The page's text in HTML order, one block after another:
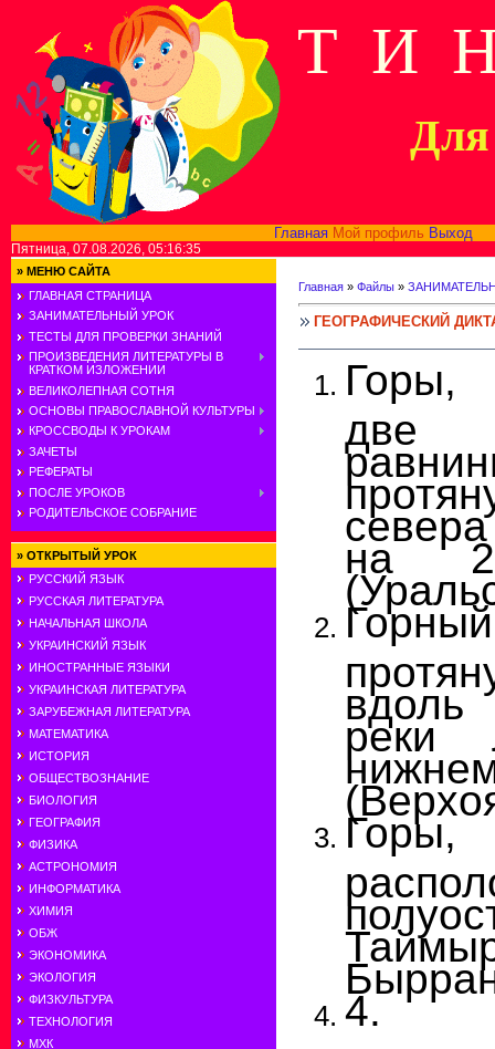
Т И
Для
Главная Мой профиль Выход
Пятница, 07.08.2026, 05:16:35
» МЕНЮ САЙТА
ГЛАВНАЯ СТРАНИЦА
ЗАНИМАТЕЛЬНЫЙ УРОК
ТЕСТЫ ДЛЯ ПРОВЕРКИ ЗНАНИЙ
ПРОИЗВЕДЕНИЯ ЛИТЕРАТУРЫ В
КРАТКОМ ИЗЛОЖЕНИИ
ВЕЛИКОЛЕПНАЯ СОТНЯ
ОСНОВЫ ПРАВОСЛАВНОЙ КУЛЬТУРЫ
КРОССВОДЫ К УРОКАМ
ЗАЧЕТЫ
РЕФЕРАТЫ
ПОСЛЕ УРОКОВ
РОДИТЕЛЬСКОЕ СОБРАНИЕ
» ОТКРЫТЫЙ УРОК
РУССКИЙ ЯЗЫК
РУССКАЯ ЛИТЕРАТУРА
НАЧАЛЬНАЯ ШКОЛА
УКРАИНСКИЙ ЯЗЫК
ИНОСТРАННЫЕ ЯЗЫКИ
УКРАИНСКАЯ ЛИТЕРАТУРА
ЗАРУБЕЖНАЯ ЛИТЕРАТУРА
МАТЕМАТИКА
ИСТОРИЯ
ОБЩЕСТВОЗНАНИЕ
БИОЛОГИЯ
ГЕОГРАФИЯ
ФИЗИКА
АСТРОНОМИЯ
ИНФОРМАТИКА
ХИМИЯ
ОБЖ
ЭКОНОМИКА
ЭКОЛОГИЯ
ФИЗКУЛЬТУРА
ТЕХНОЛОГИЯ
МХК
Главная » Файлы »
ГЕОГРАФИЧЕСКИЙ
Горы,
две
на
реки
Горы,
4.